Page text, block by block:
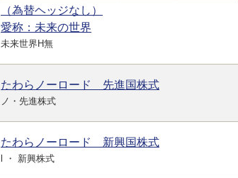
（為替ヘッジなし）
愛称：未来の世界
未来世界H無
たわらノーロード 先進国株式
ノ・先進株式
たわらノーロード 新興国株式
l ・ 新興株式